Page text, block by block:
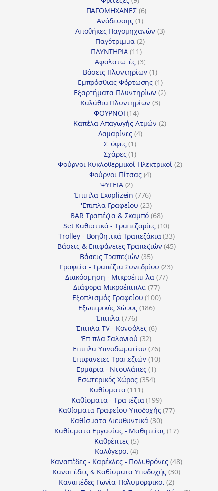
προϊόντα
ΠΑΓΟΜΗΧΑΝΕΣ 66
Ανάδευσης 11
προϊόν
Αποθήκες Παγομηχανών 33
Παγότριμμα 22
ΠΛΥΝΤΗΡΙΑ 1111
προϊόντα
Αφαλατωτές 33
προϊόντα
Βάσεις Πλυντηρίων 11
προϊόν
Εμπρόσθιας Φόρτωσης 11
προϊόν
Εξαρτήματα Πλυντηρίων 22
Καλάθια Πλυντηρίων 33
ΦΟΥΡΝΟΙ 1414
προϊόντα
Καπέλα Απαγωγής Ατμών 22
Λαμαρίνες 44
Στόφες 11
προϊόν
Σχάρες 11
προϊόν
Φούρνοι Κυκλοθερμικοί Ηλεκτρικοί 22
Φούρνοι Πίτσας 44
ΨΥΓΕΙΑ 22
προϊόντα
Έπιπλα Exoplizein 776776
προϊόντα
'Επιπλα Γραφείου 2323
προϊόντα
BAR Τραπέζια & Σκαμπό 6868
προϊόντα
Set Καθιστικά - Τραπεζαρίες 1010
προϊόντα
Trolley - Βοηθητικά Τραπεζάκια 3333
προϊόντα
Βάσεις & Επιφάνειες Τραπεζιών 4545
Βάσεις Τραπεζιών 3535
προϊόντα
Γραφεία - Τραπέζια Συνεδρίου 2323
Διακόσμηση - Μικροέπιπλα 7777
Διάφορα Μικροέπιπλα 7777
προϊόντα
Εξοπλισμός Γραφείου 100100
Εξωτερικός Χώρος 186186
Έπιπλα 776776
προϊόντα
Έπιπλα TV - Κονσόλες 66
Έπιπλα Σαλονιού 3232
προϊόντα
Έπιπλα Υπνοδωματίου 7676
προϊόντα
Επιφάνειες Τραπεζιών 1010
Ερμάρια - Ντουλάπες 11
προϊόν
Εσωτερικός Χώρος 354354
Καθίσματα 111111
προϊόντα
Καθίσματα - Τραπέζια 199199
προϊόντα
Καθίσματα Γραφείου-Υποδοχής 7777
Καθίσματα Διευθυντικά 3030
προϊόντα
Καθίσματα Εργασίας - Μαθητείας 1717
Καθρέπτες 55
προϊόντα
Καλόγεροι 44
προϊόντα
Καναπέδες - Καρέκλες - Πολυθρόνες 4848
προϊόντα
Καναπέδες & Καθίσματα Υποδοχής 3030
Καναπέδες Γωνία-Πολυμορφικοί 22